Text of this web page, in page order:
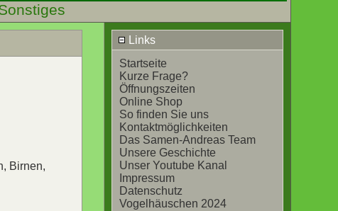
Links
Startseite
Kurze Frage?
Öffnungszeiten
Online Shop
So finden Sie uns
Kontaktmöglichkeiten
Das Samen-Andreas Team
Unsere Geschichte
Unser Youtube Kanal
Impressum
Datenschutz
Vogelhäuschen 2024
Birnen,